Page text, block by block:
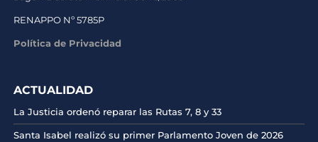
RENAPPO Nº 5785P
Política de Privacidad
ACTUALIDAD
La Justicia ordenó reparar las Rutas 7, 8 y 33
Santa Isabel realizó su primer Parlamento Joven de 2026